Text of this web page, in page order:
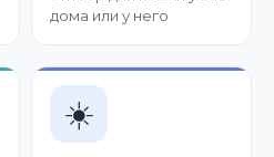
дома или у него
☀️